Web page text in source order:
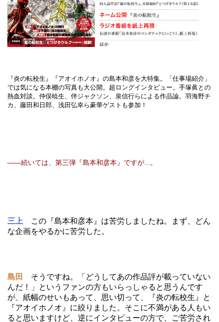
『炎の転校生』『アオイホノオ』の島本和彦を大特集。「仕事場紹介」
では気になる本棚の写真も大公開。超ロングインタビュー。手塚眞との
熱血対談。仲俣暁生、伴ジャクソン、泉信行らによる作品論。羽海野チ
カ、藤田和日郎、浅田弘幸ら豪華ゲストも参加！
――続いては、第三弾『島本和彦本』ですが...。
三上
この『島本和彦本』は苦労しましたね。まず、どん
な企画をやるかに苦労した。
島田 そうですね。「どうしてあの作品評が載っていない
んだ！」というファンの方もいらっしゃると思うんです
が、紙幅のせいもあって、思い切って、『炎の転校生』と
『アオイホノオ』に絞りました。そこに不満がある人もい
ると思いますけど、逆にインタビューの方で、ご苦労され